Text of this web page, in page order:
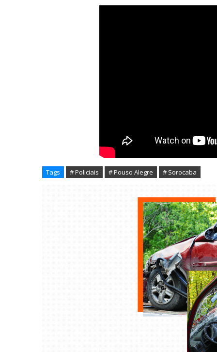
Tags # Policiais # Pouso Alegre # Sorocaba